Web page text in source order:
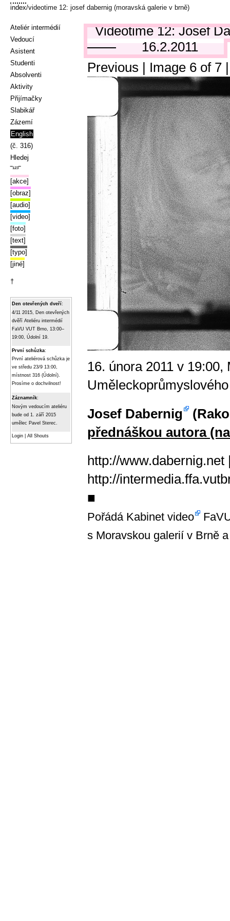
index/videotime 12: josef dabernig (moravská galerie v brně)
Ateliér intermédií
Vedoucí
Asistent
Studenti
Absolventi
Aktivity
Přijímačky
Slabikář
Zázemí
English
(č. 316)
Hledej
‾¹²³‾
[akce]
[obraz]
[audio]
[video]
[foto]
[text]
[typo]
[jiné]
†
Den otevřených dveří:
4/11 2015, Den otevřených
dvěří Ateliéru intermédií
FaVU VUT Brno, 13:00–
19:00, Údolní 19.
První schůzka:
První ateliérová schůzka je
ve středu 23/9 13:00,
místnost 316 (Údolní).
Prosíme o dochvilnost!
Záznamník:
Novým vedoucím ateliéru
bude od 1. září 2015
umělec Pavel Sterec.
Login All Shouts
Videotime 12: Josef
16.2.2011
Previous | Image 6 of 7
16. února 2011 v
Josef Dabernig
přednáškou autora
http://www.dabernig.net
http://
■
Pořádá Kabinet video
s Moravskou galerií v Brně